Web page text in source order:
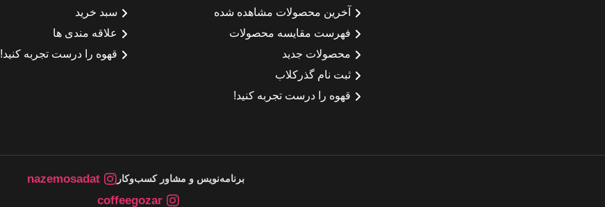
آخرین محصولات مشاهده شده
فهرست مقایسه محصولات
محصولات جدید
ثبت نام گذرکلاب
قهوه را درست تجربه کنید!
سبد خرید
علاقه مندی ها
قهوه را درست تجربه کنید!
برنامه‌نویس و مشاور کسب‌وکار
nazemosadat
coffeegozar